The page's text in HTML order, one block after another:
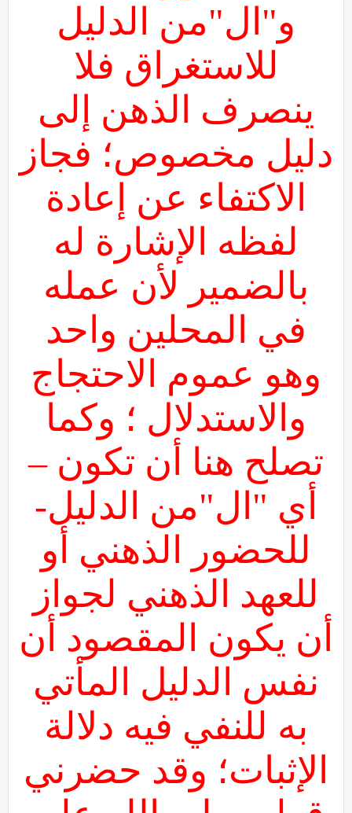
و"ال"من الدليل
للاستغراق فلا
ينصرف الذهن إلى
دليل مخصوص؛ فجاز
الاكتفاء عن إعادة
لفظه الإشارة له
بالضمير لأن عمله
في المحلين واحد
وهو عموم الاحتجاج
والاستدلال ؛ وكما
تصلح هنا أن تكون –
أي "ال"من الدليل-
للحضور الذهني أو
للعهد الذهني لجواز
أن يكون المقصود أن
نفس الدليل المأتي
به للنفي فيه دلالة
الإثبات؛ وقد حضرني